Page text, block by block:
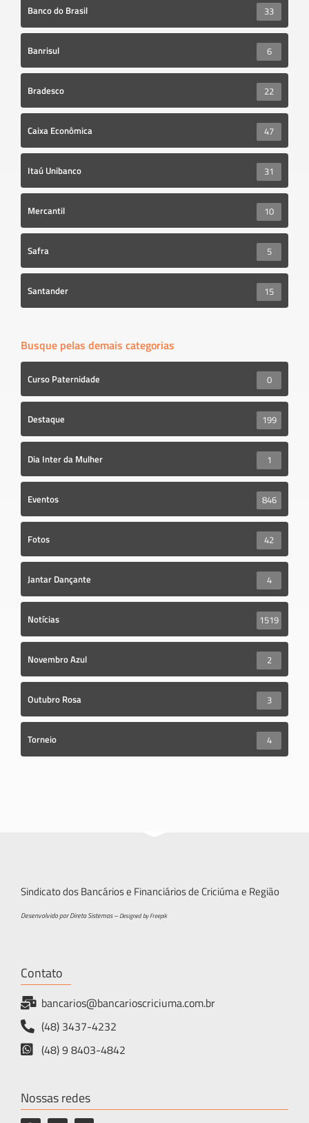
Banco do Brasil 33
Banrisul 6
Bradesco 22
Caixa Econômica 47
Itaú Unibanco 31
Mercantil 10
Safra 5
Santander 15
Busque pelas demais categorias
Curso Paternidade 0
Destaque 199
Dia Inter da Mulher 1
Eventos 846
Fotos 42
Jantar Dançante 4
Notícias 1519
Novembro Azul 2
Outubro Rosa 3
Torneio 4
Sindicato dos Bancários e Financiários de Criciúma e Região
Desenvolvido por Direta Sistemas –Designed by Freepik
Contato
bancarios@bancarioscriciuma.com.br
(48) 3437-4232
(48) 9 8403-4842
Nossas redes